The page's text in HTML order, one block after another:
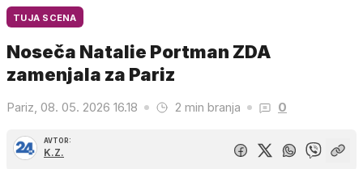
TUJA SCENA
Noseča Natalie Portman ZDA
zamenjala za Pariz
Pariz, 08. 05. 2026 16.18 2 min branja 0
AVTOR:
K.Z.